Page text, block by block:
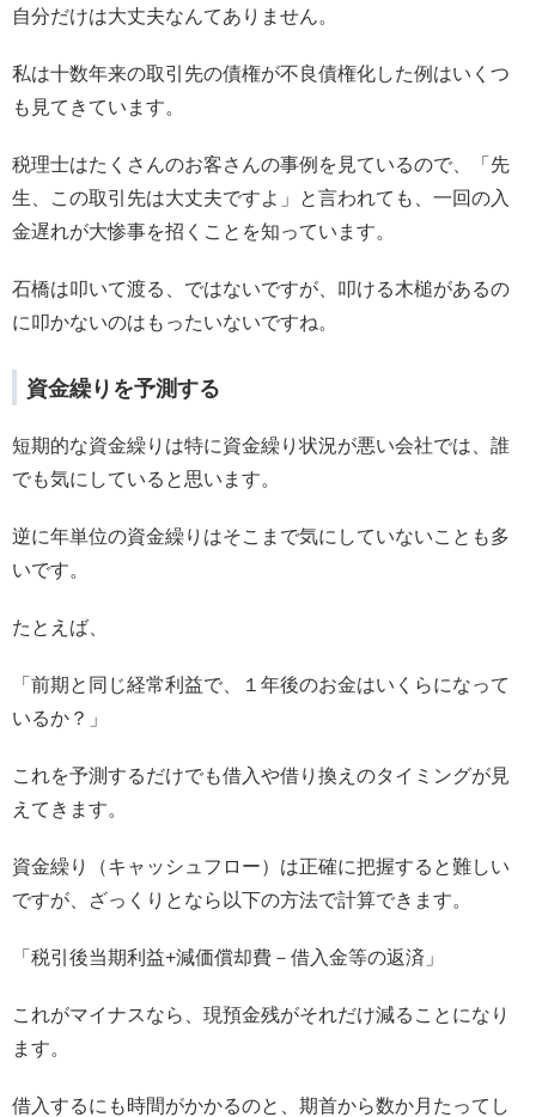
自分だけは大丈夫なんてありません。
私は十数年来の取引先の債権が不良債権化した例はいくつ
も見てきています。
税理士はたくさんのお客さんの事例を見ているので、「先
生、この取引先は大丈夫ですよ」と言われても、一回の入
金遅れが大惨事を招くことを知っています。
石橋は叩いて渡る、ではないですが、叩ける木槌があるの
に叩かないのはもったいないですね。
資金繰りを予測する
短期的な資金繰りは特に資金繰り状況が悪い会社では、誰
でも気にしていると思います。
逆に年単位の資金繰りはそこまで気にしていないことも多
いです。
たとえば、
「前期と同じ経常利益で、１年後のお金はいくらになって
いるか？」
これを予測するだけでも借入や借り換えのタイミングが見
えてきます。
資金繰り（キャッシュフロー）は正確に把握すると難しい
ですが、ざっくりとなら以下の方法で計算できます。
「税引後当期利益+減価償却費－借入金等の返済」
これがマイナスなら、現預金残がそれだけ減ることになり
ます。
借入するにも時間がかかるのと、期首から数か月たってし